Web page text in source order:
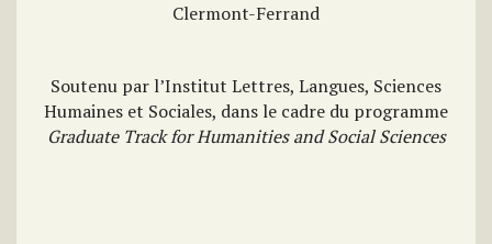
Clermont-Ferrand
Soutenu par l’Institut Lettres, Langues, Sciences
Humaines et Sociales, dans le cadre du programme
Graduate Track for Humanities and Social Sciences